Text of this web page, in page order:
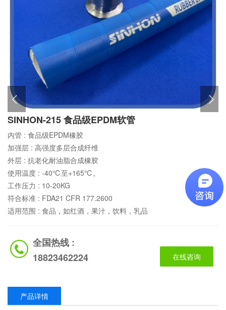
SINHON-215 食品级EPDM软管
内管 : 食品级EPDM橡胶
加强层 : 高强度多层合成纤维
外层 : 抗老化耐油脂合成橡胶
使用温度 : -40℃至+165℃。
工作压力 : 10-20KG
符合标准 : FDA21 CFR 177.2600
适用范围 : 食品，如红酒，果汁，饮料，乳品
全国热线 :
18823462224
在线咨询
产品详情